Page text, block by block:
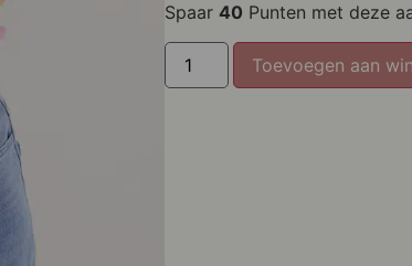
XXL
Spaar 40 Punten met deze
Toevoegen aan